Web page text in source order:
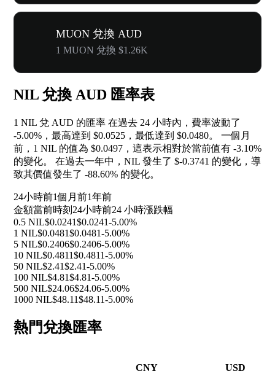
MUON 兌換 AUD
1 MUON 兌換 $1.26K
NIL 兌換 AUD 匯率表
1 NIL 兌 AUD 的匯率 在過去 24 小時內，費率波動了
-5.00% ，最高達到 $0.0525，最低達到 $0.0480。 一個月
前，1 NIL 的值為 $0.0497，這表示相對於當前值有 -3.10%
的變化。 在過去一年中，NIL 發生了 $-0.3741 的變化，導
致其價值發生了 -88.60% 的變化。
24小時前1個月前1年前
金額當前時刻 24小時前24 小時漲跌幅
0.5 NIL$0.0241$0.0241-5.00%
1 NIL$0.0481$0.0481-5.00%
5 NIL$0.2406$0.2406-5.00%
10 NIL$0.4811$0.4811-5.00%
50 NIL$2.41$2.41-5.00%
100 NIL$4.81$4.81-5.00%
500 NIL$24.06$24.06-5.00%
1000 NIL$48.11$48.11-5.00%
熱門兌換匯率
CNY USD